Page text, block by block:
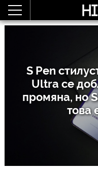
S Pen
Ultra се
промяна, но
това